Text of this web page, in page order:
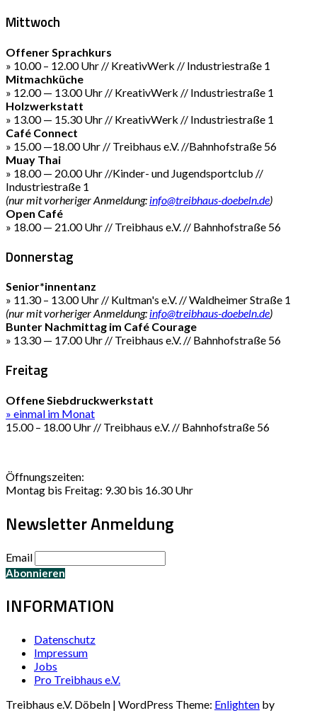
Mittwoch
Offener Sprachkurs
» 10.00 – 12.00 Uhr // KreativWerk // Industriestraße 1
Mitmachküche
» 12.00 — 13.00 Uhr // KreativWerk // Industriestraße 1
Holzwerkstatt
» 13.00 — 15.30 Uhr // KreativWerk // Industriestraße 1
Café Connect
» 15.00 —18.00 Uhr // Treibhaus e.V. //Bahnhofstraße 56
Muay Thai
» 18.00 — 20.00 Uhr //Kinder- und Jugendsportclub //
Industriestraße 1
(nur mit vorheriger Anmeldung: info@treibhaus-doebeln.de)
Open Café
» 18.00 — 21.00 Uhr // Treibhaus e.V. // Bahnhofstraße 56
Donnerstag
Senior*innentanz
» 11.30 – 13.00 Uhr // Kultman's e.V. // Waldheimer Straße 1
(nur mit vorheriger Anmeldung: info@treibhaus-doebeln.de)
Bunter Nachmittag im Café Courage
» 13.30 — 17.00 Uhr // Treibhaus e.V. // Bahnhofstraße 56
Freitag
Offene Siebdruckwerkstatt
» einmal im Monat
15.00 – 18.00 Uhr // Treibhaus e.V. // Bahnhofstraße 56
Öffnungszeiten:
Montag bis Freitag: 9.30 bis 16.30 Uhr
Newsletter Anmeldung
Email
INFORMATION
Datenschutz
Impressum
Jobs
Pro Treibhaus e.V.
Treibhaus e.V. Döbeln | WordPress Theme: Enlighten by